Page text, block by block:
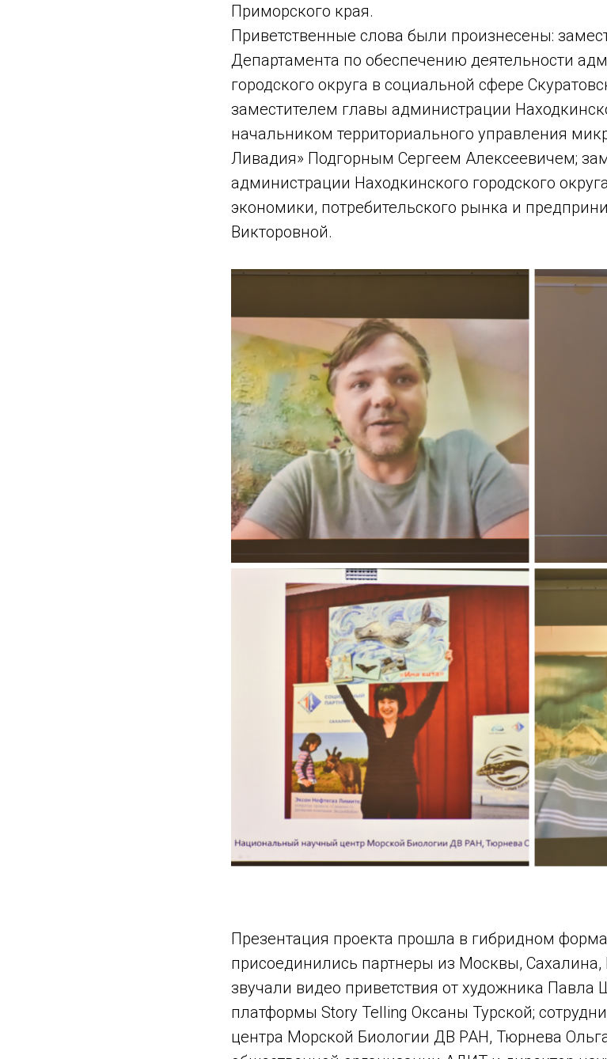
Приморского края.
Приветственные слова были произнесены:
Департамента по обеспечению деятельности
городского округа в социальной сфере
заместителем главы администрации
начальником территориального управления
Ливадия» Подгорным Сергеем Алексеевичем;
администрации Находкинского городского
экономики, потребительского рынка и
Викторовной.
Презентация проекта прошла в гибридном
присоединились партнеры из Москвы, Сахалина,
звучали видео приветствия от художника Павла
платформы Story Telling Оксаны Турской;
центра Морской Биологии ДВ РАН, Тюрнева